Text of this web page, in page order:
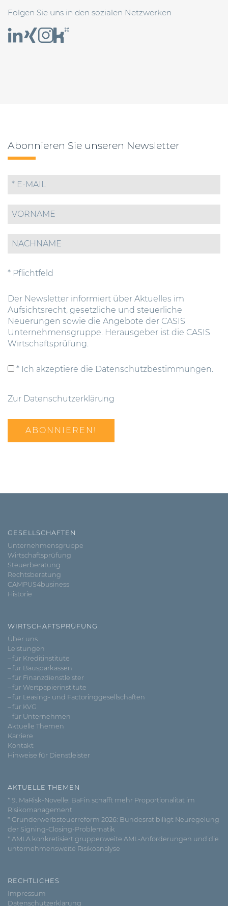
Folgen Sie uns in den sozialen Netzwerken
Abonnieren Sie unseren Newsletter
* Pflichtfeld
Der Newsletter informiert über Aktuelles im
Aufsichtsrecht, gesetzliche und steuerliche
Neuerungen sowie die Angebote der CASIS
Unternehmensgruppe. Herausgeber ist die CASIS
Wirtschaftsprüfung.
* Ich akzeptiere die Datenschutzbestimmungen.
Zur Datenschutzerklärung
GESELLSCHAFTEN
Unternehmensgruppe
Wirtschaftsprüfung
Steuerberatung
Rechtsberatung
CAMPUS4business
Historie
WIRTSCHAFTSPRÜFUNG
Über uns
Leistungen
– für Kreditinstitute
– für Bausparkassen
– für Finanzdienstleister
– für Wertpapierinstitute
– für Leasing- und Factoringgesellschaften
– für KVG
– für Unternehmen
Aktuelle Themen
Karriere
Kontakt
Hinweise für Dienstleister
AKTUELLE THEMEN
* 9. MaRisk-Novelle: BaFin schafft mehr Proportionalität im
Risikomanagement
* Grunderwerbsteuerreform 2026: Bundesrat billigt Neuregelung
der Signing-Closing-Problematik
* AMLA konkretisiert gruppenweite AML-Anforderungen und die
unternehmensweite Risikoanalyse
RECHTLICHES
Impressum
Datenschutzerklärung